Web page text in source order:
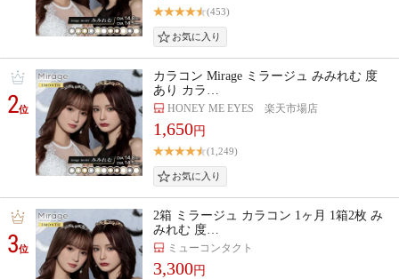
(453)
2位
カラコン Mirage ミラージュ みみれむ 度
あり カラ…
HONEY ME EYES 楽天市場店
1,650円
(1,249)
3位
2箱 ミラージュ カラコン 1ヶ月 1箱2枚 み
みれむ 度…
ミューコンタクト
3,300円